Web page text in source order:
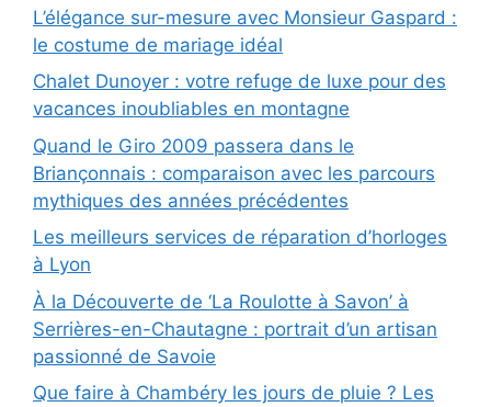
L’élégance sur-mesure avec Monsieur Gaspard :
le costume de mariage idéal
Chalet Dunoyer : votre refuge de luxe pour des
vacances inoubliables en montagne
Quand le Giro 2009 passera dans le
Briançonnais : comparaison avec les parcours
mythiques des années précédentes
Les meilleurs services de réparation d’horloges
à Lyon
À la Découverte de ‘La Roulotte à Savon’ à
Serrières-en-Chautagne : portrait d’un artisan
passionné de Savoie
Que faire à Chambéry les jours de pluie ? Les